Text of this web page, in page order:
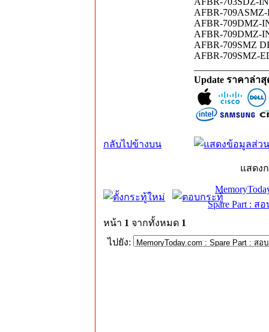
AFBR-709ASMZ-
AFBR-709DMZ-
AFBR-709DMZ-
AFBR-709SMZ
AFBR-709SMZ-
Update ราคาล่า
กลับไปข้างบน
แสดง
Spare Part : ส
หน้า 1 จากทั้งหมด 1
ไปยัง: